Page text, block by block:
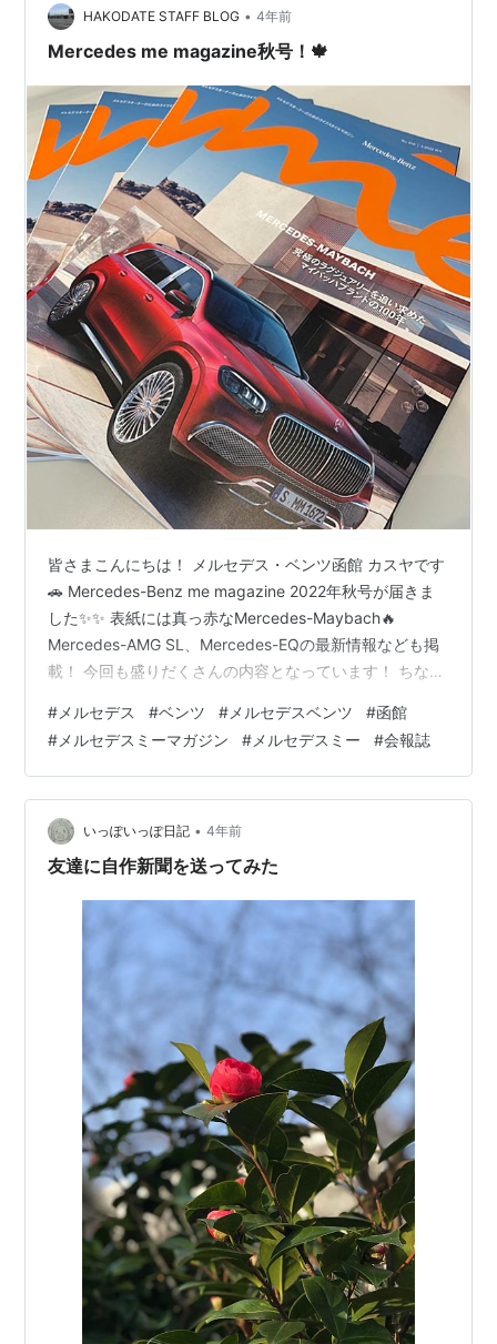
ウエットシート問題に終止符が打たれる！初出し情報と
みられるものもめちゃくちゃあり…
HAKODATE STAFF BLOG • 4年前
Mercedes me magazine秋号！🍁
皆さまこんにちは！ メルセデス・ベンツ函館 カスヤです
🚗 Mercedes-Benz me magazine 2022年秋号が届きま
した✨✨ 表紙には真っ赤なMercedes-Maybach🔥
Mercedes-AMG SL、Mercedes-EQの最新情報なども掲
載！ 今回も盛りだくさんの内容となっています！ ちなみ
ですか？👀 Mercedes-Benz me magazine とは・・・
メルセデスオーナーのための会報誌📚 メルセデス・ベン
ツブランドをより身近に感じていただくために、 メルセ
デスの最新情報をはじめと…
# メルセデス #ベンツ # メルセデスベンツ #函館
# メルセデスミーマガジン # メルセデスミー #会報誌
いっぽいっぽ日記 • 4年前
友達に自作新聞を送ってみた